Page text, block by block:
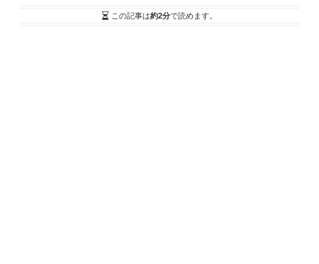
この記事は約2分で読めます。